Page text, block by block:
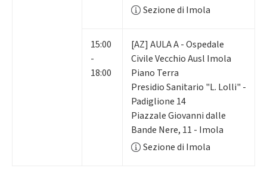
Sezione di Imola
15:00
-
18:00
[AZ] AULA A - Ospedale
Civile Vecchio Ausl Imola
Piano Terra
Presidio Sanitario "L. Lolli" -
Padiglione 14
Piazzale Giovanni dalle
Bande Nere, 11 - Imola
Sezione di Imola